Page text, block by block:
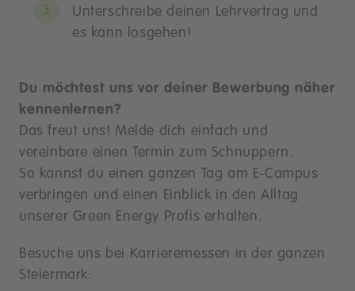
Unterschreibe deinen Lehrvertrag und
es kann losgehen!
Du möchtest uns vor deiner Bewerbung näher
kennenlernen?
Das freut uns! Melde dich einfach und
vereinbare einen Termin zum Schnuppern.
So kannst du einen ganzen Tag am E-Campus
verbringen und einen Einblick in den Alltag
unserer Green Energy Profis erhalten.
Besuche uns bei Karrieremessen in der ganzen
Steiermark: